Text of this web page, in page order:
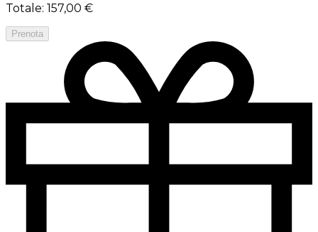
Totale: 157,00 €
Prenota